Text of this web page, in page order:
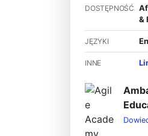
DOSTĘPNOŚĆ
&
JĘZYKI
INNE